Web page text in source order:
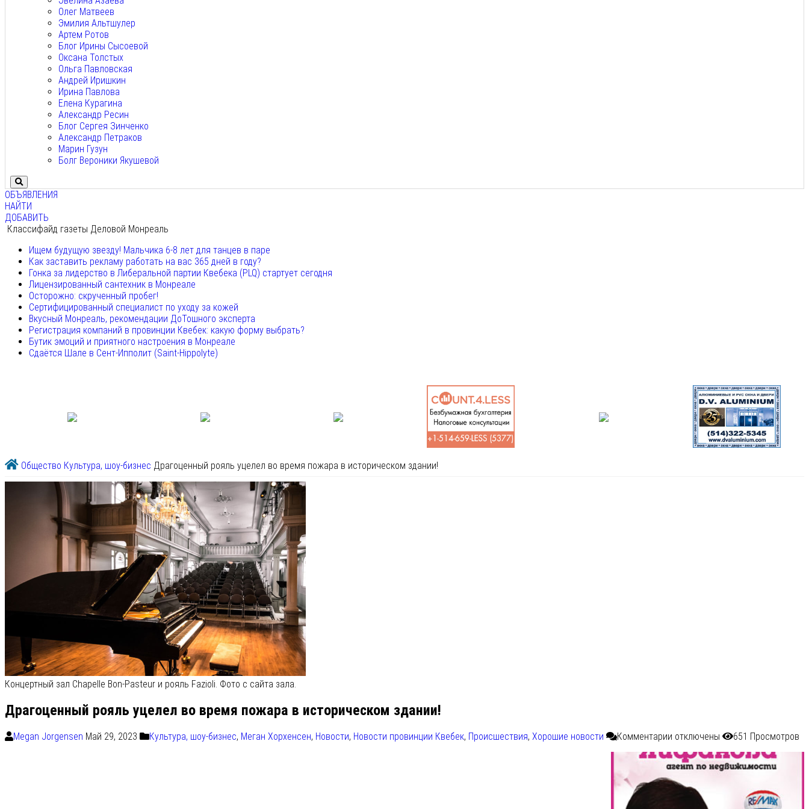
Олег Матвеев
Эмилия Альтшулер
Артем Ротов
Блог Ирины Сысоевой
Оксана Толстых
Ольга Павловская
Андрей Иришкин
Ирина Павлова
Елена Курагина
Александр Ресин
Блог Сергея Зинченко
Александр Петраков
Марин Гузун
Болг Вероники Якушевой
ОБЪЯВЛЕНИЯ
НАЙТИ
ДОБАВИТЬ
Классифайд газеты Деловой Монреаль
Ищем будущую звезду! Мальчика 6-8 лет для танцев в паре
Как заставить рекламу работать на вас 365 дней в году?
Гонка за лидерство в Либеральной партии Квебека (PLQ) стартует сегодня
Лицензированный сантехник в Монреале
Осторожно: скрученный пробег!
Сертифицированный специалист по уходу за кожей
Вкусный Монреаль, рекомендации ДоТошного эксперта
Регистрация компаний в провинции Квебек: какую форму выбрать?
Бутик эмоций и приятного настроения в Монреале
Сдаётся Шале в Сент-Ипполит (Saint-Hippolyte)
Общество Культура, шоу-бизнес Драгоценный рояль уцелел во время пожара в историческом здании!
Концертный зал Chapelle Bon-Pasteur и рояль Fazioli. Фото с сайта зала.
Драгоценный рояль уцелел во время пожара в историческом здании!
Megan Jorgensen Май 29, 2023 Культура, шоу-бизнес, Меган Хорхенсен, Новости, Новости провинции Квебек, Происшествия, Хорошие новости Комментарии отключены 651 Просмотров